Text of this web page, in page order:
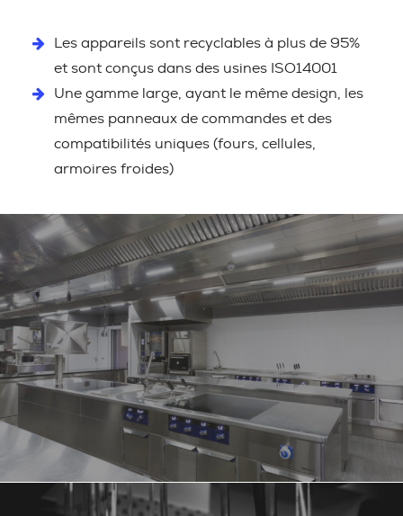
Les appareils sont recyclables à plus de 95%
et sont conçus dans des usines ISO14001
Une gamme large, ayant le même design, les
mêmes panneaux de commandes et des
compatibilités uniques (fours, cellules,
armoires froides)